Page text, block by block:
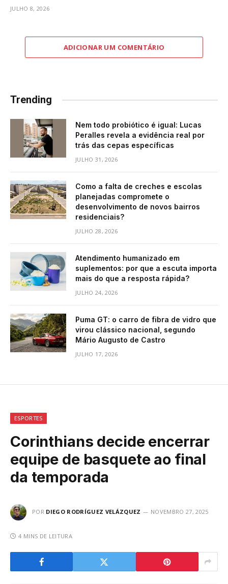
JULHO 8, 2026
ADICIONAR UM COMENTÁRIO
Trending
Nem todo probiótico é igual: Lucas
Peralles revela a evidência real por
trás das cepas específicas
JULHO 31, 2026
Como a falta de creches e escolas
planejadas compromete o
desenvolvimento de novos bairros
residenciais?
JULHO 28, 2026
Atendimento humanizado em
suplementos: por que a escuta importa
mais do que a resposta rápida?
JULHO 24, 2026
Puma GT: o carro de fibra de vidro que
virou clássico nacional, segundo
Mário Augusto de Castro
JULHO 17, 2026
ESPORTES
Corinthians decide encerrar
equipe de basquete ao final
da temporada
POR DIEGO RODRÍGUEZ VELÁZQUEZ NOVEMBRO 27, 2025
4 MINS DE LEITURA